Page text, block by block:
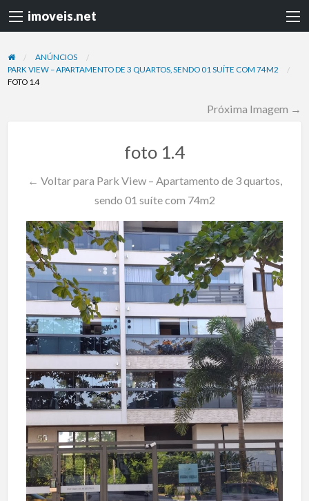
imoveis.net
ANÚNCIOS
PARK VIEW – APARTAMENTO DE 3 QUARTOS, SENDO 01 SUÍTE COM 74M2
FOTO 1.4
Próxima Imagem →
foto 1.4
← Voltar para Park View – Apartamento de 3 quartos,
sendo 01 suíte com 74m2